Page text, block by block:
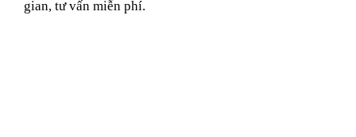
gian, tư vấn miễn phí.